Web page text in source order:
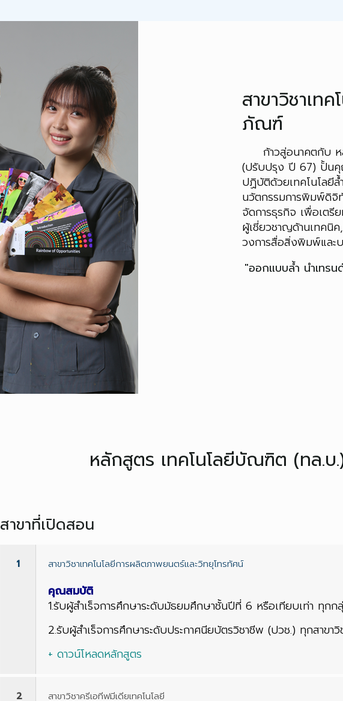
สาขาวิชาเท
ภัณฑ์
ก้าวสู่อนาคตกับ ห
(ปรับปรุง ปี 67) ปั้นคุ
ปฏิบัติด้วยเทคโนโลยี
นวัตกรรมการพิมพ์ดิจิ
จัดการธุรกิจ เพื่อเตรี
ผู้เชี่ยวชาญด้านเทคนิ
วงการสื่อสิ่งพิมพ์และ
"ออกแบบล้ำ นำเทร
หลักสูตร เทคโนโลยีบัณฑิต (ทล.
สาขาที่เปิดสอน
1 สาขาวิชาเทคโนโลยีการผลิตภาพยนตร์และวิทยุโทรทัศน์
คุณสมบัติ
1.รับผู้สำเร็จการศึกษาระดับมัธยมศึกษาชั้นปีที่ 6 หรือเทียบเท่า ทุกกลุ่
2.รับผู้สำเร็จการศึกษาระดับประกาศนียบัตรวิชาชีพ (ปวช.) ทุกสาขาวิ
+ ดาวน์โหลดหลักสูตร
2 สาขาวิชาครีเอทีฟมีเดียเทคโนโลยี